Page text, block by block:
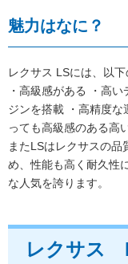
魅力はなに？
レクサス LSには、以
・高級感がある ・高
ジンを搭載 ・高精度
っても高級感のある高
またLSはレクサスの
め、性能も高く耐久性
な人気を誇ります。
レクサス